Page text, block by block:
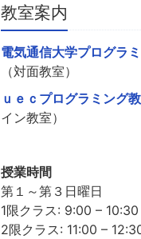
教室案内
電気通信大学プログラ
（対面教室）
ｕｅｃプログラミング
イン教室）
授業時間
第１～第３日曜日
1限クラス: 9:00 – 10:30
2限クラス: 11:00 –